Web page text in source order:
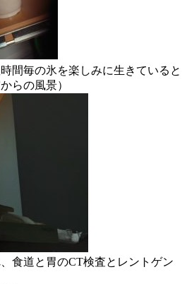
間毎の氷を楽しみに生きていると
らの風景）
食道と胃のCT検査とレントゲン